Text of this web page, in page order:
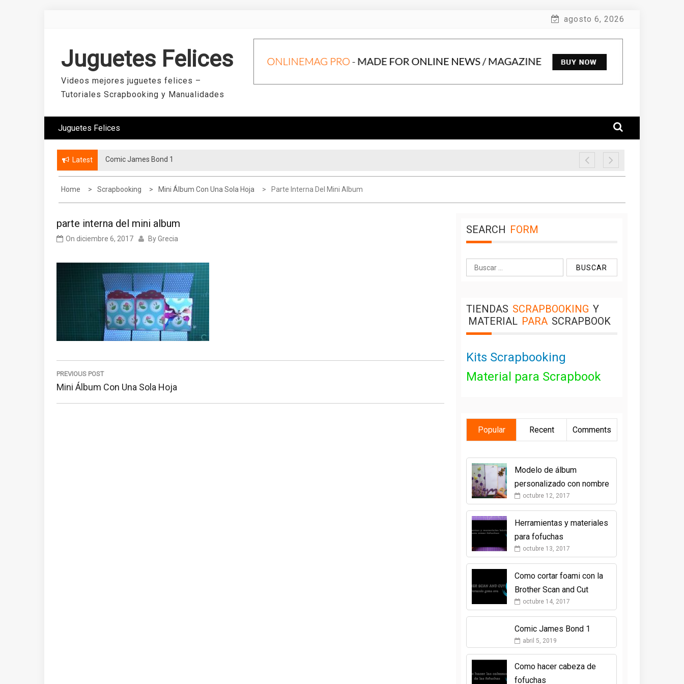
agosto 6, 2026
Juguetes Felices
Videos mejores juguetes felices –
Tutoriales Scrapbooking y Manualidades
Juguetes Felices
Latest Comic James Bond 1
Home Scrapbooking Mini Álbum Con Una Sola Hoja Parte Interna Del Mini Album
parte interna del mini album
On diciembre 6, 2017 ByGrecia
Navegación
de
entradas
PREVIOUS POST
Previous
Post:
Mini Álbum Con Una Sola Hoja
SEARCH FORM
Buscar:
TIENDAS SCRAPBOOKING Y
MATERIAL PARA SCRAPBOOK
Kits Scrapbooking
Material para Scrapbook
Popular Recent Comments
Modelo de álbum
personalizado con nombre
octubre 12, 2017
Herramientas y materiales
para fofuchas
octubre 13, 2017
Como cortar foami con la
Brother Scan and Cut
octubre 14, 2017
Comic James Bond 1
abril 5, 2019
Como hacer cabeza de
fofuchas